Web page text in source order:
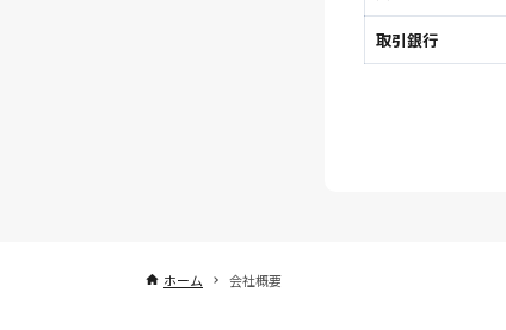
取引銀行
ホーム 会社概要